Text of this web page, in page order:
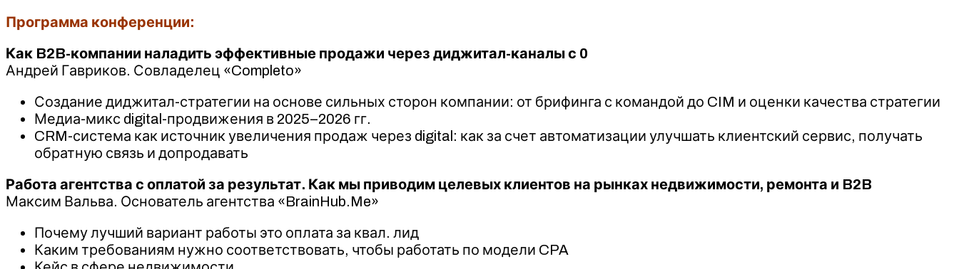
Программа конференции:
Как B2B-компании наладить эффективные продажи через диджитал-каналы с 0
Андрей Гавриков. Совладелец «Completo»
Создание диджитал-стратегии на основе сильных сторон компании: от брифинга с командой до CIM и оценки качества стратегии
Медиа-микс digital-продвижения в 2025–2026 гг.
CRM-система как источник увеличения продаж через digital: как за счет автоматизации улучшать клиентский сервис, получать
обратную связь и допродавать
Работа агентства с оплатой за результат. Как мы приводим целевых клиентов на рынках недвижимости, ремонта и B2B
Максим Вальва. Основатель агентства «BrainHub.Me»
Почему лучший вариант работы это оплата за квал. лид
Каким требованиям нужно соответствовать, чтобы работать по модели CPA